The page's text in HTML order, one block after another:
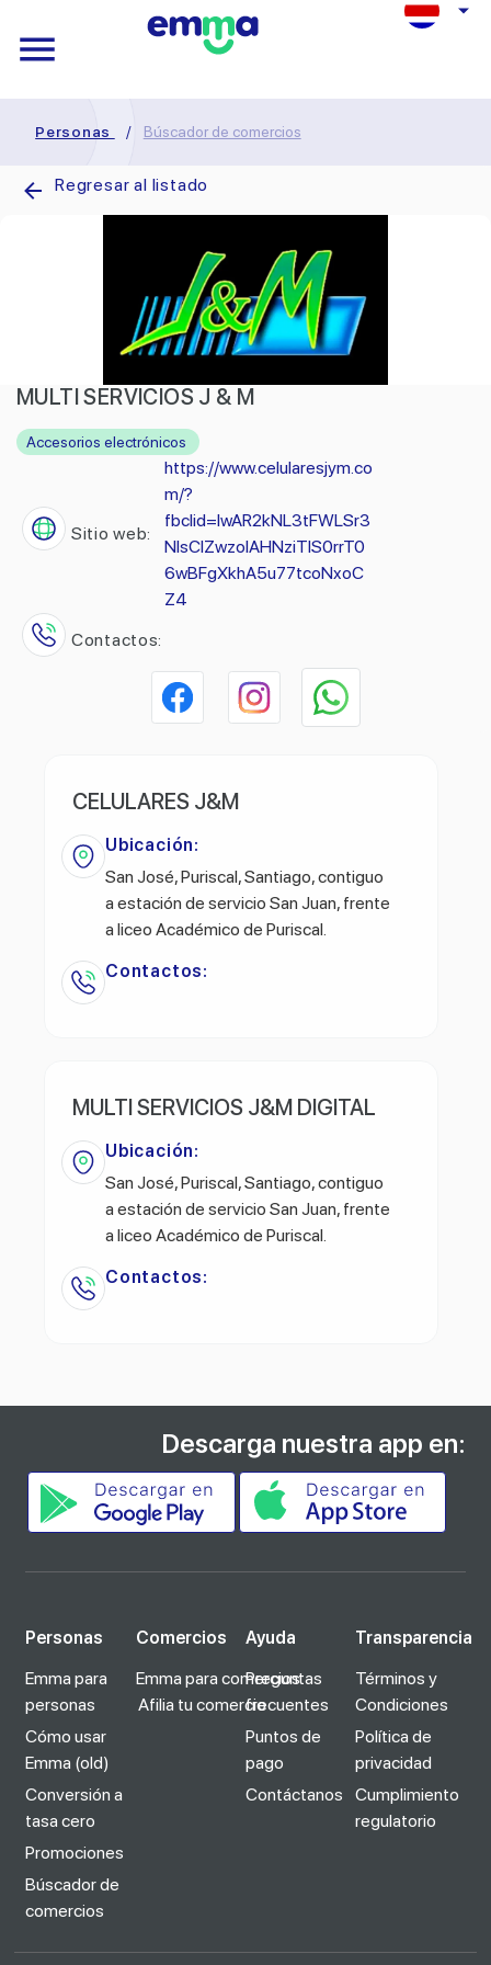
Personas / Búscador de comercios
Regresar al listado
MULTI SERVICIOS J & M
Accesorios electrónicos
Sitio web:
https://www.celularesjym.co
m/?
fbclid=IwAR2kNL3tFWLSr3
NlsCIZwzolAHNziTlS0rrT0
6wBFgXkhA5u77tcoNxoC
Z4
Contactos:
CELULARES J&M
Ubicación:
San José, Puriscal, Santiago, contiguo
a estación de servicio San Juan, frente
a liceo Académico de Puriscal.
Contactos:
MULTI SERVICIOS J&M DIGITAL
Ubicación:
San José, Puriscal, Santiago, contiguo
a estación de servicio San Juan, frente
a liceo Académico de Puriscal.
Contactos:
Descarga nuestra app en:
Personas
Emma para
personas
Cómo usar
Emma (old)
Conversión a
tasa cero
Promociones
Búscador de
comercios
Comercios
Emma para comercios
Afilia tu comercio
Ayuda
Preguntas
frecuentes
Puntos de
pago
Contáctanos
Transparencia
Términos y
Condiciones
Política de
privacidad
Cumplimiento
regulatorio